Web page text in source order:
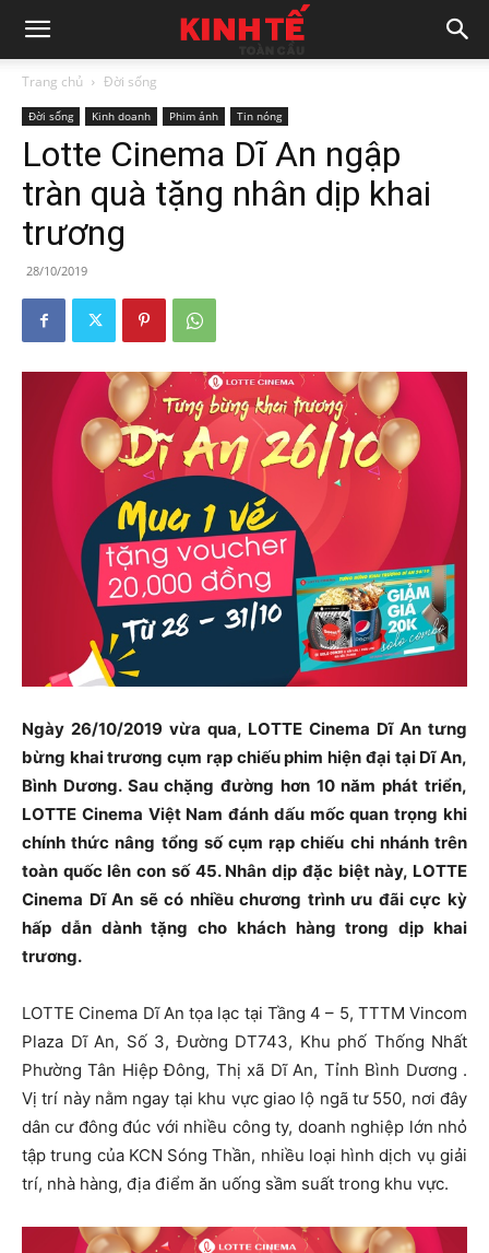
Trang chủ Đời sống
Đời sống Kinh doanh Phim ảnh Tin nóng
Lotte Cinema Dĩ An ngập
tràn quà tặng nhân dịp khai
trương
28/10/2019
Ngày 26/10/2019 vừa qua, LOTTE Cinema Dĩ An tưng
bừng khai trương cụm rạp chiếu phim hiện đại tại Dĩ An,
Bình Dương. Sau chặng đường hơn 10 năm phát triển,
LOTTE Cinema Việt Nam đánh dấu mốc quan trọng khi
chính thức nâng tổng số cụm rạp chiếu chi nhánh trên
toàn quốc lên con số 45. Nhân dịp đặc biệt này, LOTTE
Cinema Dĩ An sẽ có nhiều chương trình ưu đãi cực kỳ
hấp dẫn dành tặng cho khách hàng trong dịp khai
trương.
LOTTE Cinema Dĩ An tọa lạc tại Tầng 4 – 5, TTTM Vincom
Plaza Dĩ An, Số 3, Đường DT743, Khu phố Thống Nhất
Phường Tân Hiệp Đông, Thị xã Dĩ An, Tỉnh Bình Dương .
Vị trí này nằm ngay tại khu vực giao lộ ngã tư 550, nơi đây
dân cư đông đúc với nhiều công ty, doanh nghiệp lớn nhỏ
tập trung của KCN Sóng Thần, nhiều loại hình dịch vụ giải
trí, nhà hàng, địa điểm ăn uống sầm suất trong khu vực.